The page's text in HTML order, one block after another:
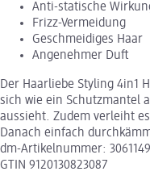
Anti-statische
Frizz-Vermeidung
Geschmeidiges Haar
Angenehmer Duft
Der Haarliebe Styling 4in1
sich wie ein Schutzmantel
aussieht. Zudem verleiht
Danach einfach
dm-Artikelnummer: 3061149
GTIN 9120130823087